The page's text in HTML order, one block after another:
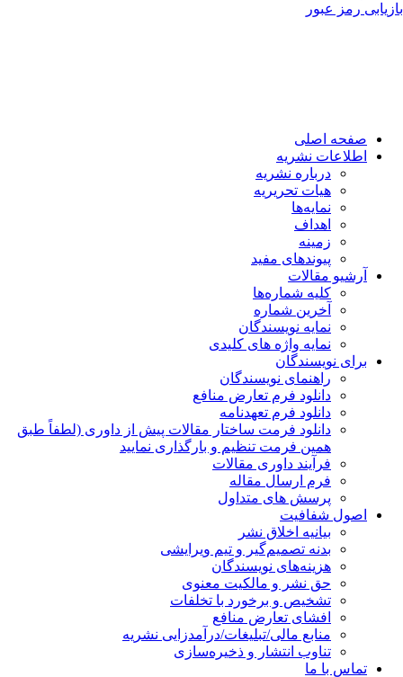
رمز عبور
صفحه اصلی
اطلاعات نشریه
درباره نشریه
هیات تحریریه
نمایه‌ها
اهداف
زمینه
پیوندهای مفید
آرشیو مقالات
کلیه شماره‌ها
آخرین شماره
نمایه نویسندگان
نمایه واژه های کلیدی
برای نویسندگان
راهنمای نویسندگان
دانلود فرم تعارض منافع
دانلود فرم تعهدنامه
دانلود فرمت ساختار مقالات پیش از داوری (لطفاً طبق
همین فرمت تنظیم و بارگذاری نمایید
فرآیند داوری مقالات
فرم ارسال مقاله
پرسش های متداول
اصول شفافیت
بیانیه اخلاق نشر
بدنه تصمیم‌گیر و تیم ویرایشی
هزینه‌های نویسندگان
حق نشر و مالکیت معنوی
تشخیص و برخورد با تخلفات
افشای تعارض منافع
منابع مالی/تبلیغات/درآمدزایی نشریه
تناوب انتشار و ذخیره‌سازی
تماس با ما